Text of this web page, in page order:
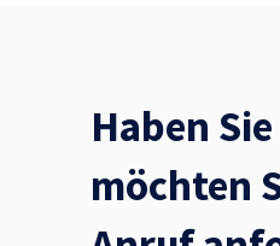
Haben
möchten